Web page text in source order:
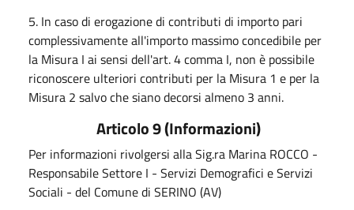
5. In caso di erogazione di contributi di importo pari
complessivamente all'importo massimo concedibile per
la Misura I ai sensi dell'art. 4 comma I, non è possibile
riconoscere ulteriori contributi per la Misura 1 e per la
Misura 2 salvo che siano decorsi almeno 3 anni.
Articolo 9 (Informazioni)
Per informazioni rivolgersi alla Sig.ra Marina ROCCO -
Responsabile Settore I - Servizi Demografici e Servizi
Sociali - del Comune di SERINO (AV)